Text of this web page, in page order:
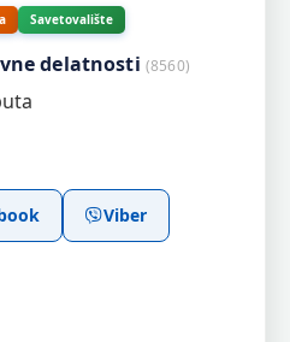
Savetovalište
delatnosti (8560)
Viber